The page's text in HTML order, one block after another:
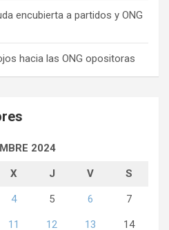
encubierta a partidos y ONG
hacia las ONG opositoras
2024
X J V S
4 5 6 7
11 12 13 14